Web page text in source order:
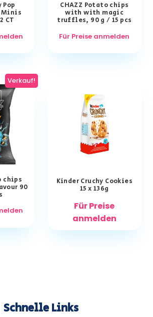
Pop
Minis
CT
CHAZZ Potato chips
with with magic
truffles, 90 g / 15 pcs
Für Preise anmelden
Verkauf!
chips
90
Kinder Cruchy Cookies
15 x 136g
Für Preise
anmelden
Schnelle Links